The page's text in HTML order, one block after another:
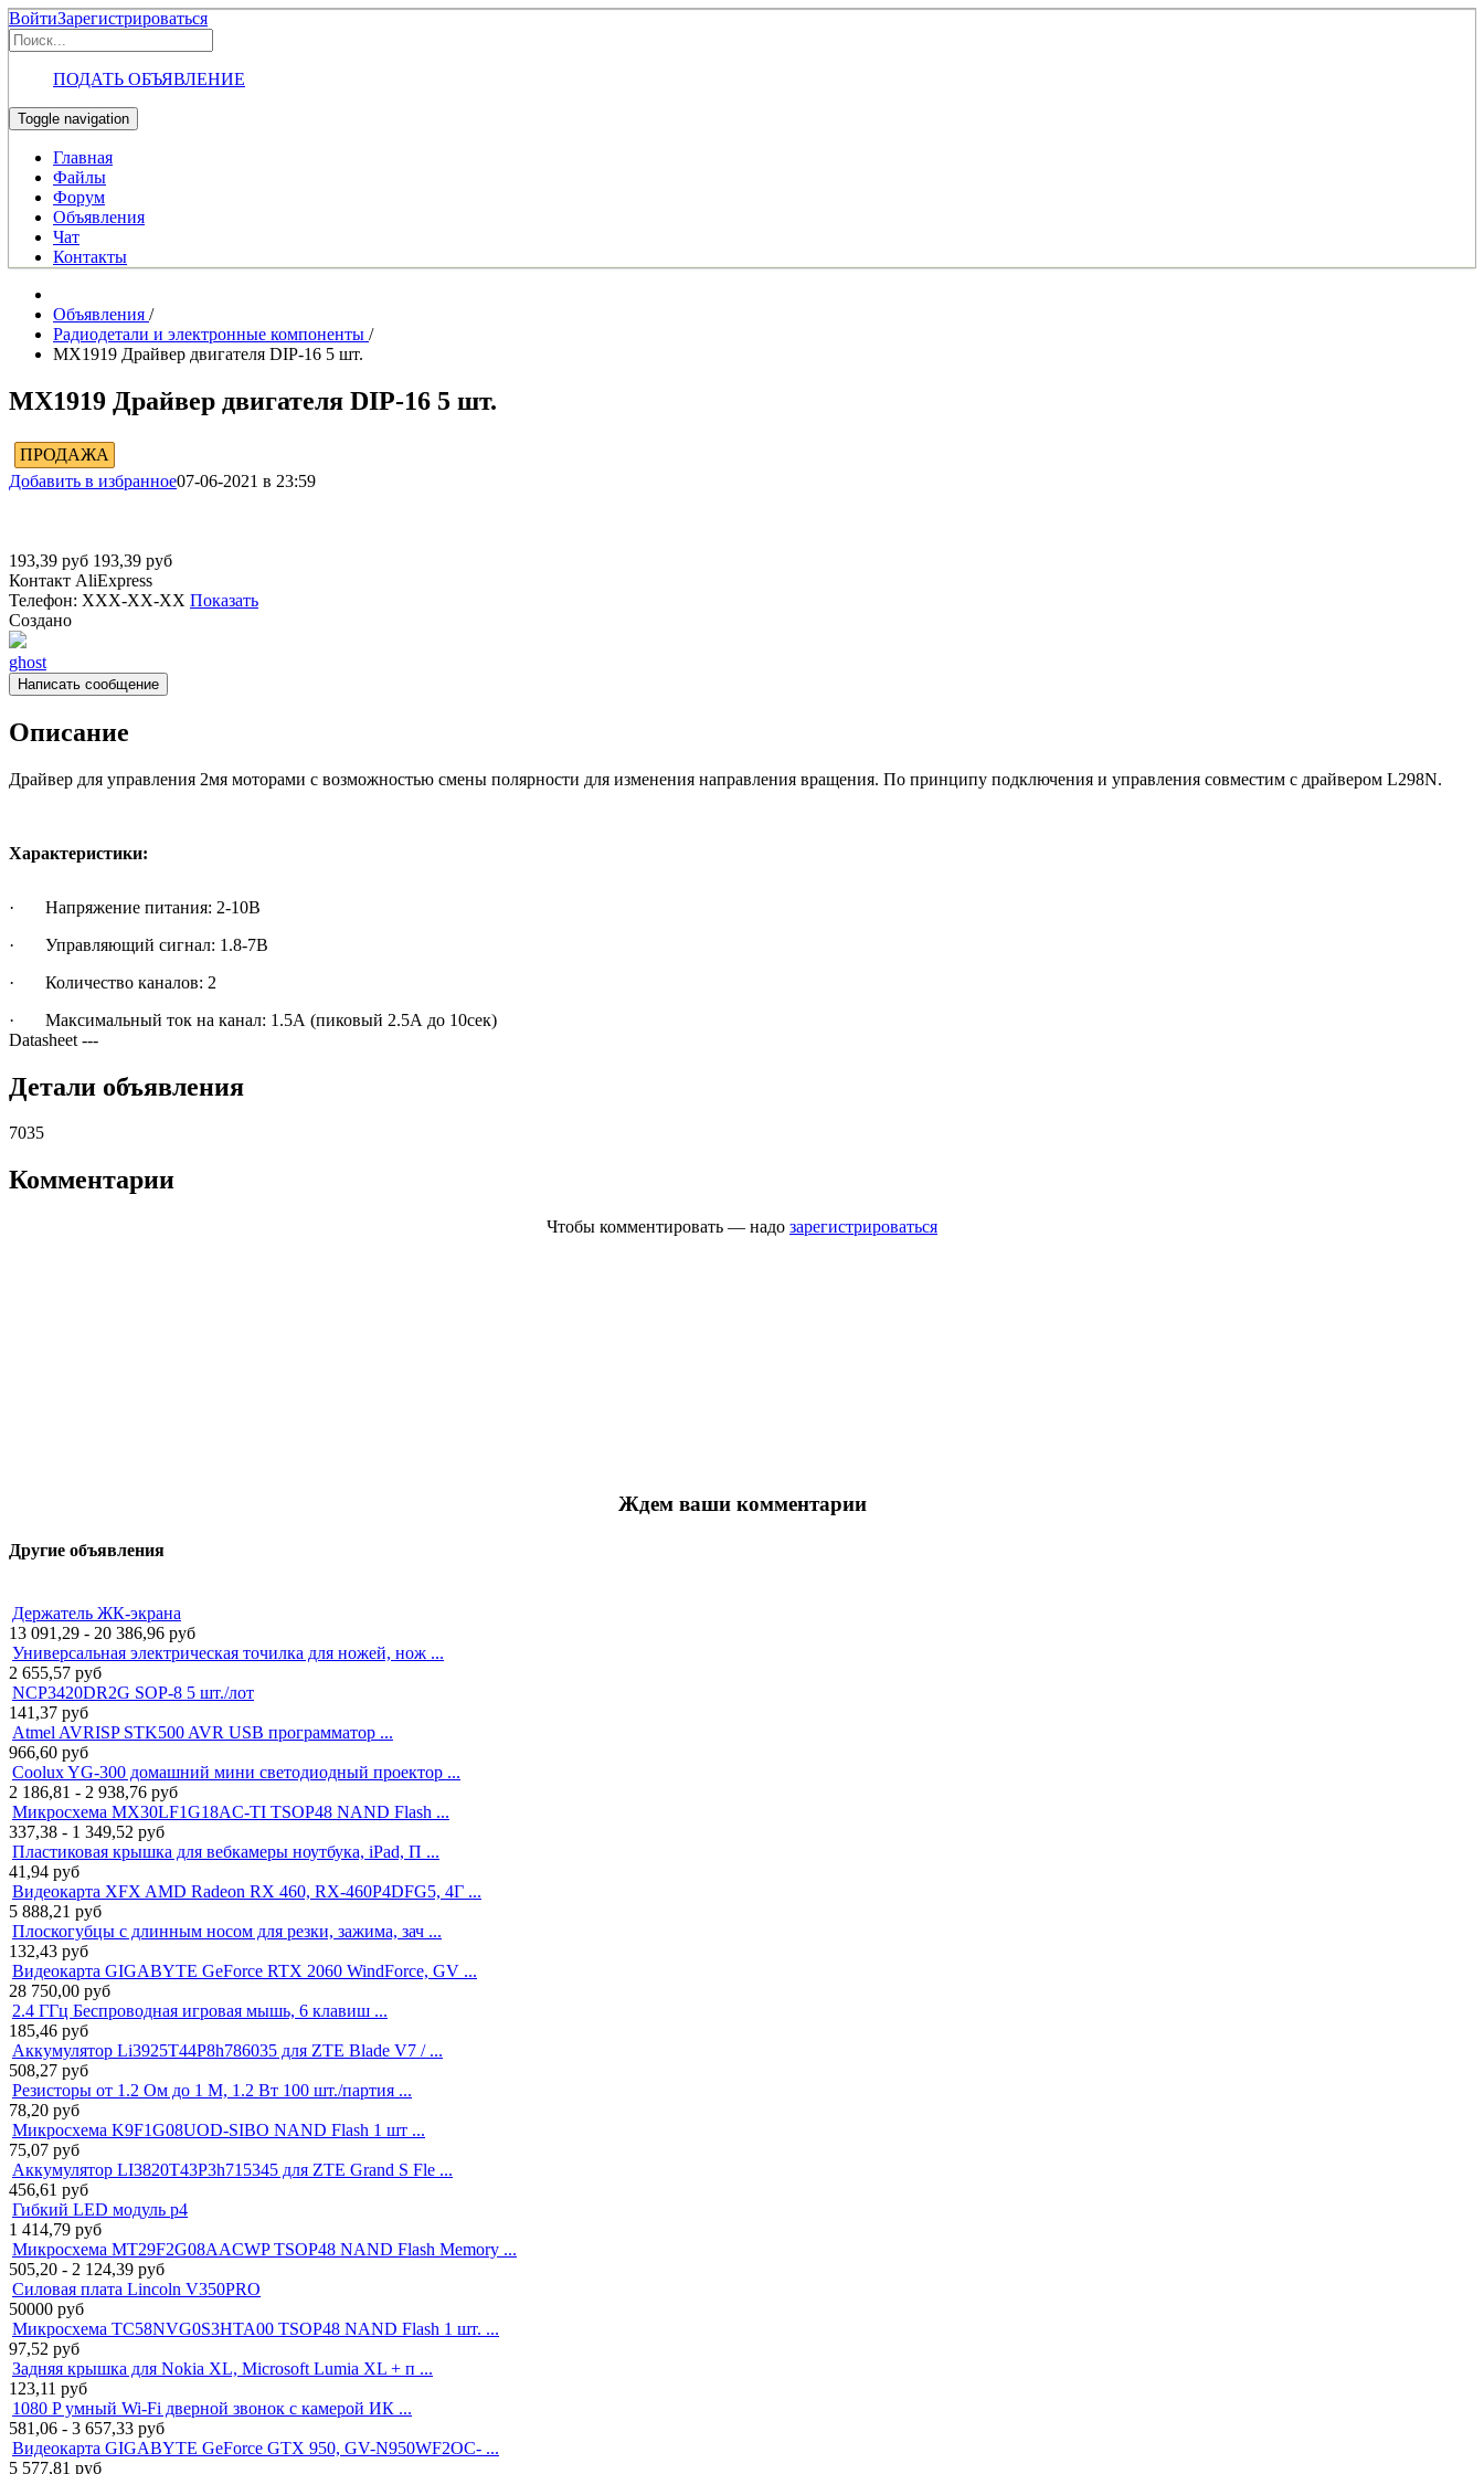
ВойтиЗарегистрироваться
ПОДАТЬ ОБЪЯВЛЕНИЕ
Toggle navigation
Главная
Файлы
Форум
Объявления
Чат
Контакты
Объявления /
Радиодетали и электронные компоненты /
MX1919 Драйвер двигателя DIP-16 5 шт.
MX1919 Драйвер двигателя DIP-16 5 шт.
ПРОДАЖА
Добавить в избранное07-06-2021 в 23:59
193,39 руб 193,39 руб
Контакт AliExpress
Телефон: XXX-XX-XX Показать
Создано
ghost
Написать сообщение
Описание
Драйвер для управления 2мя моторами с возможностью смены полярности для изменения направления вращения. По принципу подключения и управления совместим с драйвером L298N.
Характеристики:
· Напряжение питания: 2-10В
· Управляющий сигнал: 1.8-7В
· Количество каналов: 2
· Максимальный ток на канал: 1.5А (пиковый 2.5А до 10сек)
Datasheet ---
Детали объявления
7035
Комментарии
Чтобы комментировать — надо зарегистрироваться
Ждем ваши комментарии
Другие объявления
Держатель ЖК-экрана
13 091,29 - 20 386,96 руб
Универсальная электрическая точилка для ножей, нож ...
2 655,57 руб
NCP3420DR2G SOP-8 5 шт./лот
141,37 руб
Atmel AVRISP STK500 AVR USB программатор ...
966,60 руб
Coolux YG-300 домашний мини светодиодный проектор ...
2 186,81 - 2 938,76 руб
Микросхема MX30LF1G18AC-TI TSOP48 NAND Flash ...
337,38 - 1 349,52 руб
Пластиковая крышка для вебкамеры ноутбука, iPad, П ...
41,94 руб
Видеокарта XFX AMD Radeon RX 460, RX-460P4DFG5, 4Г ...
5 888,21 руб
Плоскогубцы с длинным носом для резки, зажима, зач ...
132,43 руб
Видеокарта GIGABYTE GeForce RTX 2060 WindForce, GV ...
28 750,00 руб
2.4 ГГц Беспроводная игровая мышь, 6 клавиш ...
185,46 руб
Аккумулятор Li3925T44P8h786035 для ZTE Blade V7 / ...
508,27 руб
Резисторы от 1.2 Ом до 1 М, 1.2 Вт 100 шт./партия ...
78,20 руб
Микросхема K9F1G08UOD-SIBO NAND Flash 1 шт ...
75,07 руб
Аккумулятор LI3820T43P3h715345 для ZTE Grand S Fle ...
456,61 руб
Гибкий LED модуль p4
1 414,79 руб
Микросхема MT29F2G08AACWP TSOP48 NAND Flash Memory ...
505,20 - 2 124,39 руб
Силовая плата Lincoln V350PRO
50000 руб
Микросхема TC58NVG0S3HTA00 TSOP48 NAND Flash 1 шт. ...
97,52 руб
Задняя крышка для Nokia XL, Microsoft Lumia XL + п ...
123,11 руб
1080 P умный Wi-Fi дверной звонок с камерой ИК ...
581,06 - 3 657,33 руб
Видеокарта GIGABYTE GeForce GTX 950, GV-N950WF2OC- ...
5 577,81 руб